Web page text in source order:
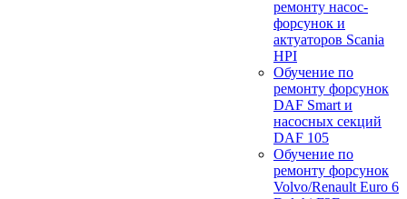
ремонту насос-
форсунок и
актуаторов Scania
HPI
Обучение по
ремонту форсунок
DAF Smart и
насосных секций
DAF 105
Обучение по
ремонту форсунок
Volvo/Renault Euro 6